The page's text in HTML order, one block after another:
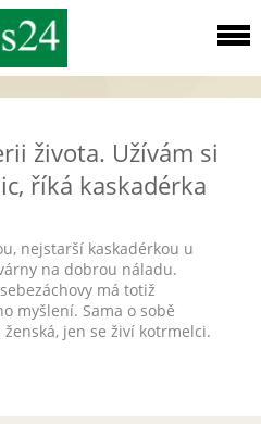
života. Užívám si
říká kaskadérka
nejstarší kaskadérkou u
na dobrou náladu.
má totiž
myšlení. Sama o sobě
jen se živí kotrmelci.